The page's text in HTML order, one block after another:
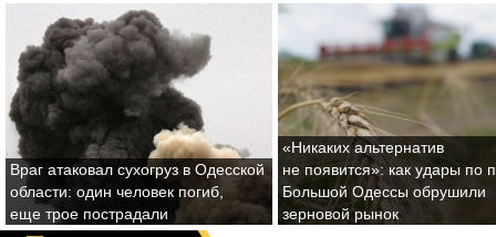
Враг атаковал сухогруз в Одесской
области: один человек погиб,
еще трое пострадали
«Никаких альтернатив
не появится»: как удары по
Большой Одессы обрушили
зерновой рынок